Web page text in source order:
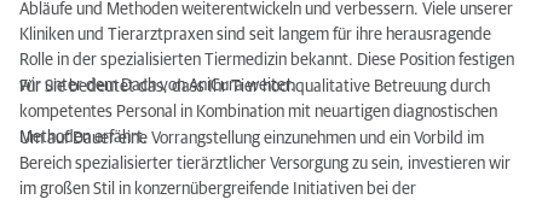
Abläufe und Methoden weiterentwickeln und verbessern. Viele unserer
Kliniken und Tierarztpraxen sind seit langem für ihre herausragende
Rolle in der spezialisierten Tiermedizin bekannt. Diese Position festigen
wir unter dem Dach von AniCura weiter.
Für Sie bedeutet das, dass Ihr Tier hochqualitative Betreuung durch
kompetentes Personal in Kombination mit neuartigen diagnostischen
Methoden erfährt.
Um auf Dauer eine Vorrangstellung einzunehmen und ein Vorbild im
Bereich spezialisierter tierärztlicher Versorgung zu sein, investieren wir
im großen Stil in konzernübergreifende Initiativen bei der